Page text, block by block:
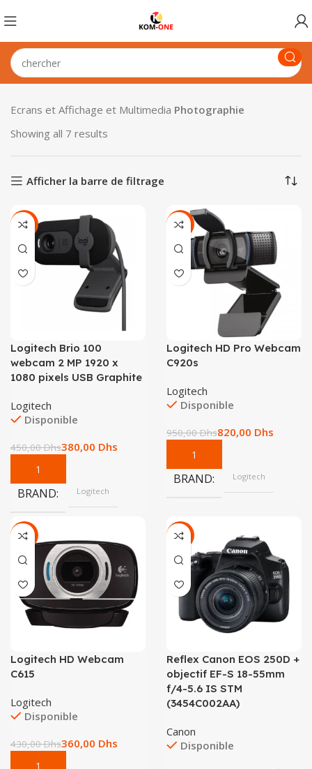
Ecrans et Affichage et Multimedia Photographie
Showing all 7 results
Afficher la barre de filtrage
-16%
Logitech Brio 100
webcam 2 MP 1920 x
1080 pixels USB Graphite
Logitech
Disponible
450,00Dhs380,00 Dhs
BRAND Logitech
-14%
Logitech HD Pro Webcam
C920s
Logitech
Disponible
950,00Dhs820,00 Dhs
BRAND Logitech
-16%
Logitech HD Webcam
C615
Logitech
Disponible
430,00Dhs360,00 Dhs
-12%
Reflex Canon EOS 250D +
objectif EF-S 18-55mm
f/4-5.6 IS STM
(3454C002AA)
Canon
Disponible